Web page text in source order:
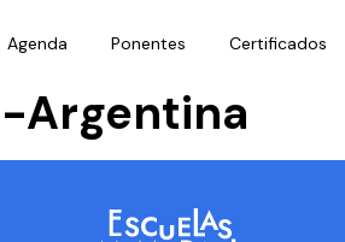
Agenda Ponentes Certificados
Argentina